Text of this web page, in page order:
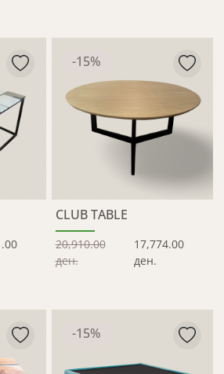
-15%
CLUB TABLE
20,910.00
ден.
17,774.00
ден.
-15%